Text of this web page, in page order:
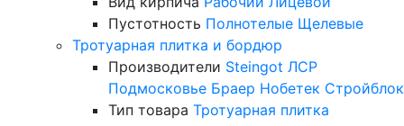
Пустотность Полнотелые Щелевые
Тротуарная плитка и бордюр
Производители Steingot ЛСР
Подмосковье Браер Нобетек Стройблок
Тип товара Тротуарная плитка